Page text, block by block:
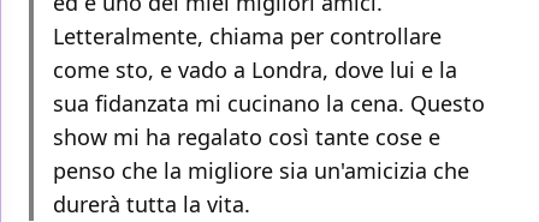
Letteralmente, chiama per controllare
come sto, e vado a Londra, dove lui e la
sua fidanzata mi cucinano la cena. Questo
show mi ha regalato così tante cose e
penso che la migliore sia un'amicizia che
durerà tutta la vita.